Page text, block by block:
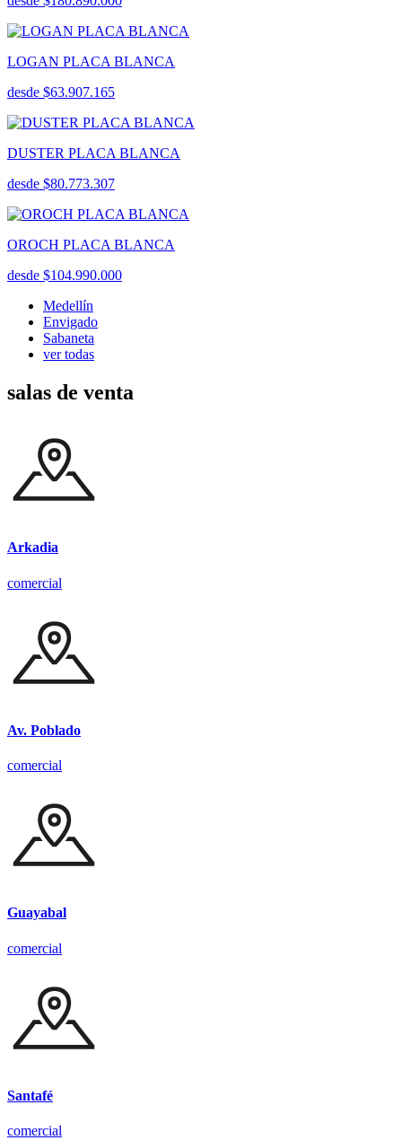
LOGAN PLACA BLANCA
desde $63.907.165
DUSTER PLACA BLANCA
desde $80.773.307
OROCH PLACA BLANCA
desde $104.990.000
Medellín
Envigado
Sabaneta
ver todas
salas de venta
Arkadia
comercial
Av. Poblado
comercial
Guayabal
comercial
Santafé
comercial